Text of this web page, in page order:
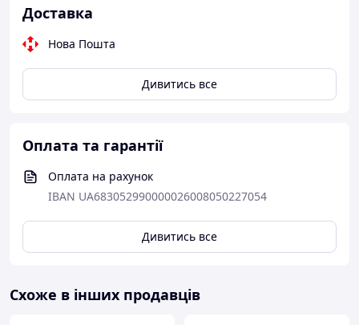
Доставка
Нова Пошта
Дивитись все
Оплата та гарантії
Оплата на рахунок
IBAN UA683052990000026008050227054
Дивитись все
Схоже в інших продавців